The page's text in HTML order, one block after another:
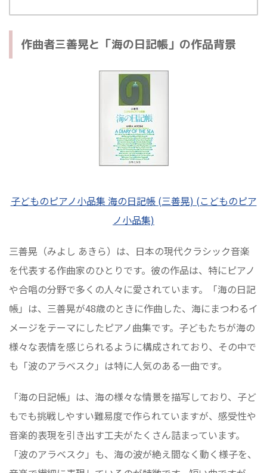
作曲者三善晃と「海の日記帳」の作品背景
子どものピアノ小品集 海の日記帳 (三善晃) (こどものピア
ノ小品集)
三善晃（みよし あきら）は、日本の現代クラシック音楽
を代表する作曲家のひとりです。彼の作品は、特にピアノ
や合唱の分野で多くの人々に愛されています。「海の日記
帳」は、三善晃が48歳のときに作曲した、海にまつわるイ
メージをテーマにしたピアノ曲集です。子どもたちが海の
様々な表情を感じられるように構成されており、その中で
も「波のアラベスク」は特に人気のある一曲です。
「海の日記帳」は、海の様々な情景を描写しており、子ど
もでも挑戦しやすい難易度で作られていますが、感受性や
音楽的表現を引き出す工夫がたくさん詰まっています。
「波のアラベスク」も、海の波が絶え間なく動く様子を、